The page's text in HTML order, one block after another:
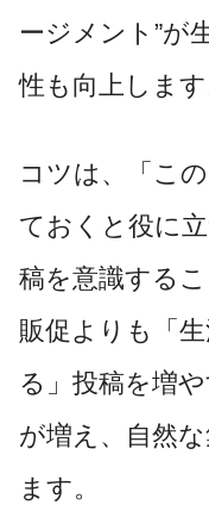
ージメント”が
性も向上します
コツは、「こ
ておくと役に
稿を意識するこ
販促よりも「
る」投稿を増
が増え、自然
ます。